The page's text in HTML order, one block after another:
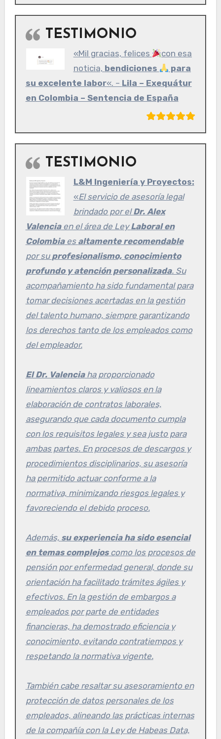
TESTIMONIO
«Mil gracias, felices
con esa
noticia, bendiciones
para
su excelente labor«. – Lila – Exequátur
en Colombia – Sentencia de España
TESTIMONIO
L&M Ingeniería y Proyectos:
«El servicio de asesoría legal
brindado por elDr. Alex
Valenciaen el área de LeyLaboral en
Colombiaes altamente recomendable
por su profesionalismo, conocimiento
profundo y atención personalizada. Su
acompañamiento ha sido fundamental para
tomar decisiones acertadas en la gestión
del talento humano, siempre garantizando
los derechos tanto de los empleados como
del empleador.
El Dr. Valenciaha proporcionado
lineamientos claros y valiosos en la
elaboración de contratos laborales,
asegurando que cada documento cumpla
con los requisitos legales y sea justo para
ambas partes. En procesos de descargos y
procedimientos disciplinarios, su asesoría
ha permitido actuar conforme a la
normativa, minimizando riesgos legales y
favoreciendo el debido proceso.
Además, su experiencia ha sido esencial
en temas complejoscomo los procesos de
pensión por enfermedad general, donde su
orientación ha facilitado trámites ágiles y
efectivos. En la gestión de embargos a
empleados por parte de entidades
financieras, ha demostrado eficiencia y
conocimiento, evitando contratiempos y
respetando la normativa vigente.
También cabe resaltar su asesoramiento en
protección de datos personales de los
empleados, alineando las prácticas internas
de la compañía con la Ley de Habeas Data,